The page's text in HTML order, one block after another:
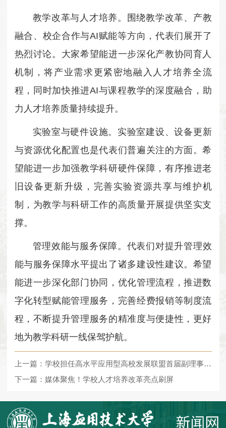
教学改革与人才培养。
围绕教学改革、产教
融合、校企合作与AI赋能等方向，代表们展开了
热烈讨论。大家希望能进一步深化产教协同育人
机制，将产业需求更紧密地融入人才培养全流
程，同时加快推进AI与课程教学的深度融合，助
力人才培养质量持续提升。
实验室与硬件设施。 实验室建设、设备更新
与资源优化配置也是代表们普遍关注的方面。希
望能进一步加强教学科研硬件保障，有序推进老
旧设备更新升级，完善实验资源共享与维护机
制，为教学与科研工作的高质量开展提供坚实支
撑。
管理效能与服务保障。 代表们对提升管理效
能与服务保障水平提出了诸多建设性建议。希望
能进一步深化部门协同，优化管理流程，推进数
字化转型赋能管理服务，完善经费报销等制度流
程，不断提升管理服务的精准度与便捷性，更好
地为教学科研一线保驾护航。
上一篇：学校担任高水平应用型高校发展联盟首届副理事长单位并主持“应用型高校改革探索”高端对话
下一篇：媒体聚焦！学校人才培养改革亮点刷屏